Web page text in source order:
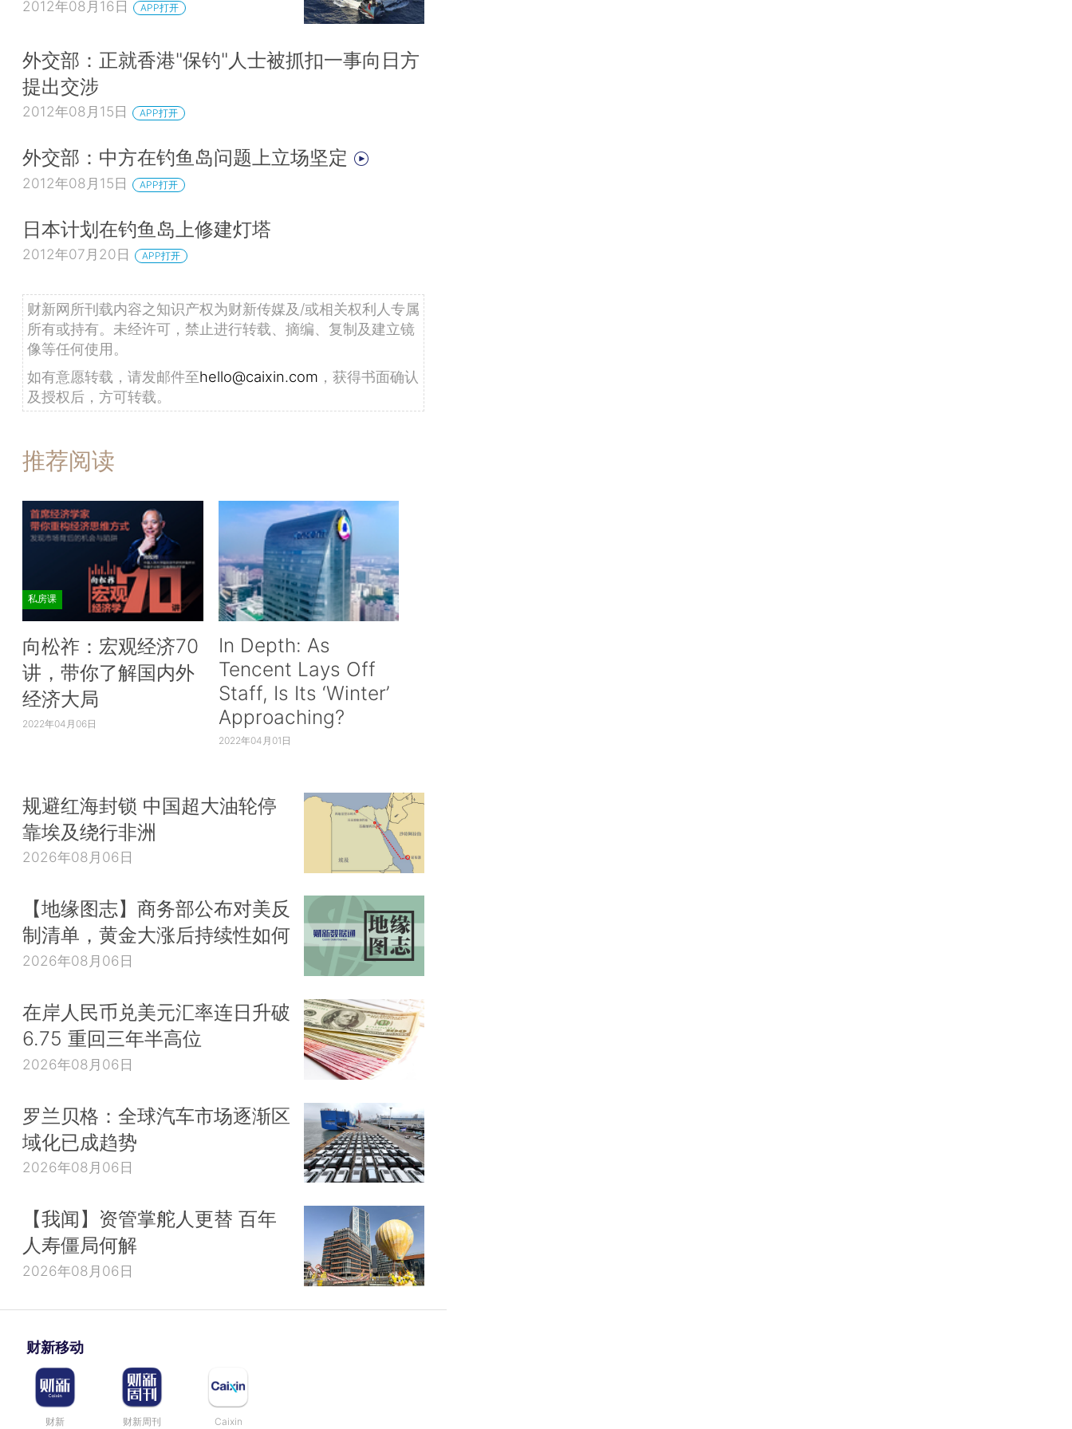
2012年08月16日 APP打开
外交部：正就香港"保钓"人士被抓扣一事向日方
提出交涉
2012年08月15日 APP打开
外交部：中方在钓鱼岛问题上立场坚定
2012年08月15日 APP打开
日本计划在钓鱼岛上修建灯塔
2012年07月20日 APP打开
财新网所刊载内容之知识产权为财新传媒及/或相关权利人专属
所有或持有。未经许可，禁止进行转载、摘编、复制及建立镜
像等任何使用。
如有意愿转载，请发邮件至hello@caixin.com ，获得书面确认
及授权后，方可转载。
推荐阅读
私房课
向松祚：宏观经济70
讲，带你了解国内外
经济大局
2022年04月06日
In Depth: As
Tencent Lays Off
Staff, Is Its ‘Winter’
Approaching?
2022年04月01日
规避红海封锁 中国超大油轮停
靠埃及绕行非洲
2026年08月06日
【地缘图志】商务部公布对美反
制清单，黄金大涨后持续性如何
2026年08月06日
在岸人民币兑美元汇率连日升破
6.75 重回三年半高位
2026年08月06日
罗兰贝格：全球汽车市场逐渐区
域化已成趋势
2026年08月06日
【我闻】资管掌舵人更替 百年
人寿僵局何解
2026年08月06日
财新移动
财新 财新周刊 Caixin